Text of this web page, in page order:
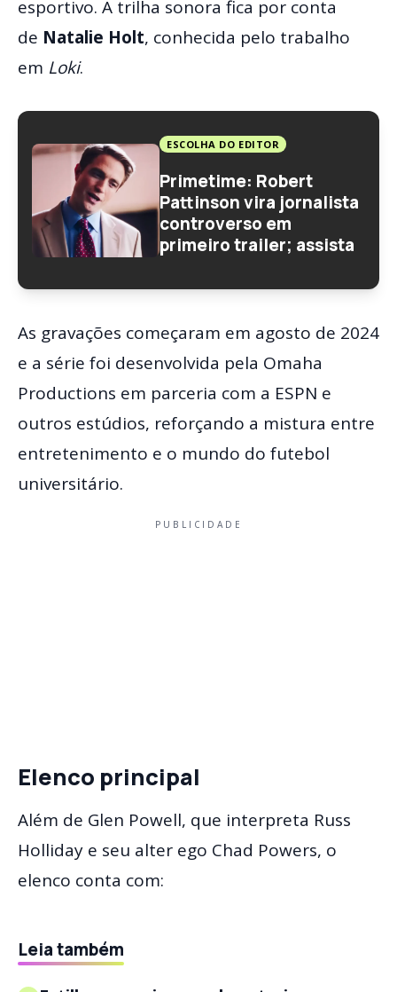
esportivo. A trilha sonora fica por conta
de Natalie Holt, conhecida pelo trabalho
em Loki.
ESCOLHA DO EDITOR
Primetime: Robert
Pattinson vira jornalista
controverso em
primeiro trailer; assista
As gravações começaram em agosto de 2024
e a série foi desenvolvida pela Omaha
Productions em parceria com a ESPN e
outros estúdios, reforçando a mistura entre
entretenimento e o mundo do futebol
universitário.
PUBLICIDADE
Elenco principal
Além de Glen Powell, que interpreta Russ
Holliday e seu alter ego Chad Powers, o
elenco conta com:
Leia também